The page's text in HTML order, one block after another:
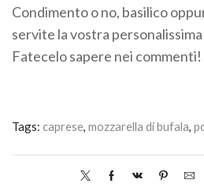
Condimento o no, basilico
servite la vostra
Fatecelo sapere nei commenti!
Tags: caprese, mozzarella di bufala,